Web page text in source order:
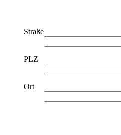
Straße
PLZ
Ort